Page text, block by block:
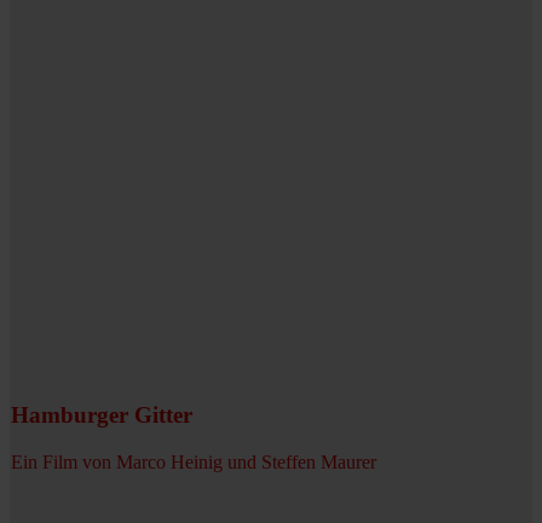
Hamburger Gitter
Ein Film von Marco Heinig und Steffen Maurer